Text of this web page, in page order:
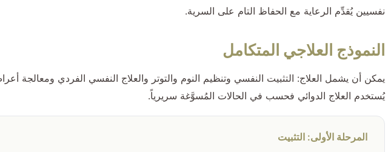
نفسيين يُقدِّم الرعاية مع الحفاظ التام على السرية.
النموذج العلاجي المتكامل
يمكن أن يشمل العلاج: التثبيت النفسي وتنظيم النوم والتوتر والعلاج النفسي الفردي ومعالجة
يُستخدم العلاج الدوائي فحسب في الحالات المُسوَّغة سريرياً.
المرحلة الأولى: التثبيت